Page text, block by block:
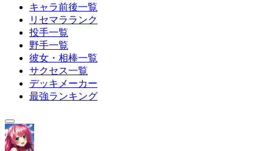
キャラ前後一覧
リセマラランク
投手一覧
野手一覧
彼女・相棒一覧
サクセス一覧
デッキメーカー
最強ランキング